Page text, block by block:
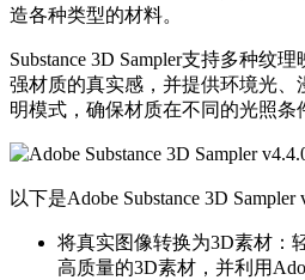
造各种类型的材料。
Substance 3D Sampler支持多种纹理
强材质的真实感，并提供环境光
明模式，确保材质在不同的光照条
以下是Adobe Substance 3D Sampler
将真实图像转换为3D素材：
高质量的3D素材，并利用